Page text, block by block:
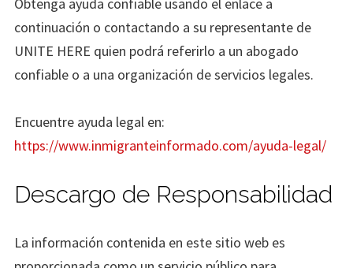
Obtenga ayuda confiable usando el enlace a
continuación o contactando a su representante de
UNITE HERE quien podrá referirlo a un abogado
confiable o a una organización de servicios legales.
Encuentre ayuda legal en:
https://www.inmigranteinformado.com/ayuda-legal/
Descargo de Responsabilidad
La información contenida en este sitio web es